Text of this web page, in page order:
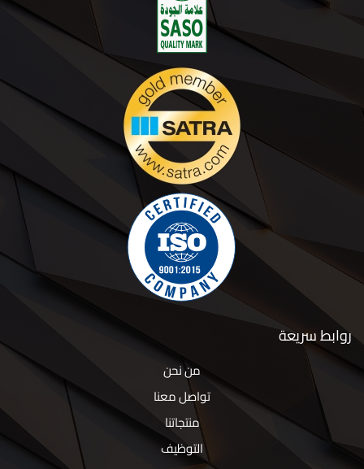
روابط سريعة
من نحن
تواصل معنا
منتجاتنا
التوظيف